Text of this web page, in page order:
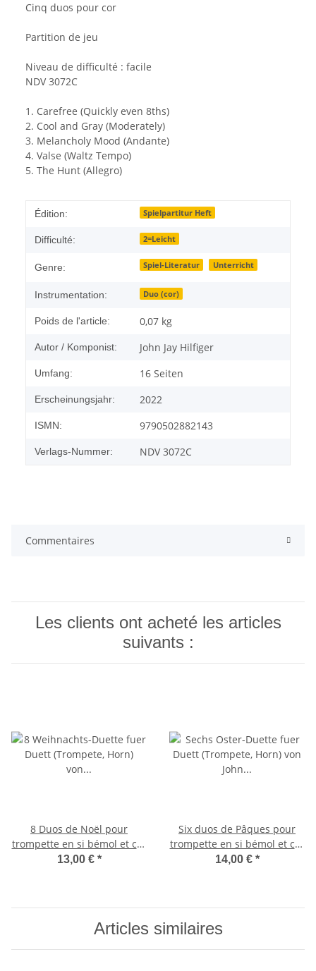
Cinq duos pour cor
Partition de jeu
Niveau de difficulté : facile
NDV 3072C
1. Carefree (Quickly even 8ths)
2. Cool and Gray (Moderately)
3. Melancholy Mood (Andante)
4. Valse (Waltz Tempo)
5. The Hunt (Allegro)
Édition: Spielpartitur Heft
Difficulté: 2=Leicht
Genre: Spiel-Literatur Unterricht
Instrumentation: Duo (cor)
Poids de l'article: 0,07 kg
Autor / Komponist: John Jay Hilfiger
Umfang: 16 Seiten
Erscheinungsjahr: 2022
ISMN: 9790502882143
Verlags-Nummer: NDV 3072C
Commentaires
Les clients ont acheté les articles
suivants :
8 Duos de Noël pour
trompette en si bémol et cor
en fa
13,00 € *
Six duos de Pâques pour
trompette en si bémol et cor
en fa
14,00 € *
Articles similaires